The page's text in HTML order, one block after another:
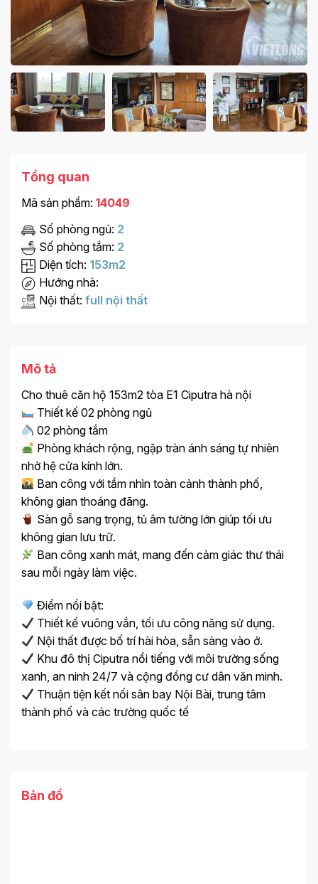
Tổng quan
Mã sản phẩm: 14049
Số phòng ngủ: 2
Số phòng tắm: 2
Diện tích: 153m2
Hướng nhà:
Nội thất: full nội thất
Mô tả
Cho thuê căn hộ 153m2 tòa E1 Ciputra hà nội
Thiết kế 02 phòng ngủ
02 phòng tắm
Phòng khách rộng, ngập tràn ánh sáng tự nhiên
nhờ hệ cửa kính lớn.
Ban công với tầm nhìn toàn cảnh thành phố,
không gian thoáng đãng.
Sàn gỗ sang trọng, tủ âm tường lớn giúp tối ưu
không gian lưu trữ.
Ban công xanh mát, mang đến cảm giác thư thái
sau mỗi ngày làm việc.
Điểm nổi bật:
Thiết kế vuông vắn, tối ưu công năng sử dụng.
Nội thất được bố trí hài hòa, sẵn sàng vào ở.
Khu đô thị Ciputra nổi tiếng với môi trường sống
xanh, an ninh 24/7 và cộng đồng cư dân văn minh.
Thuận tiện kết nối sân bay Nội Bài, trung tâm
thành phố và các trường quốc tế
Bản đồ